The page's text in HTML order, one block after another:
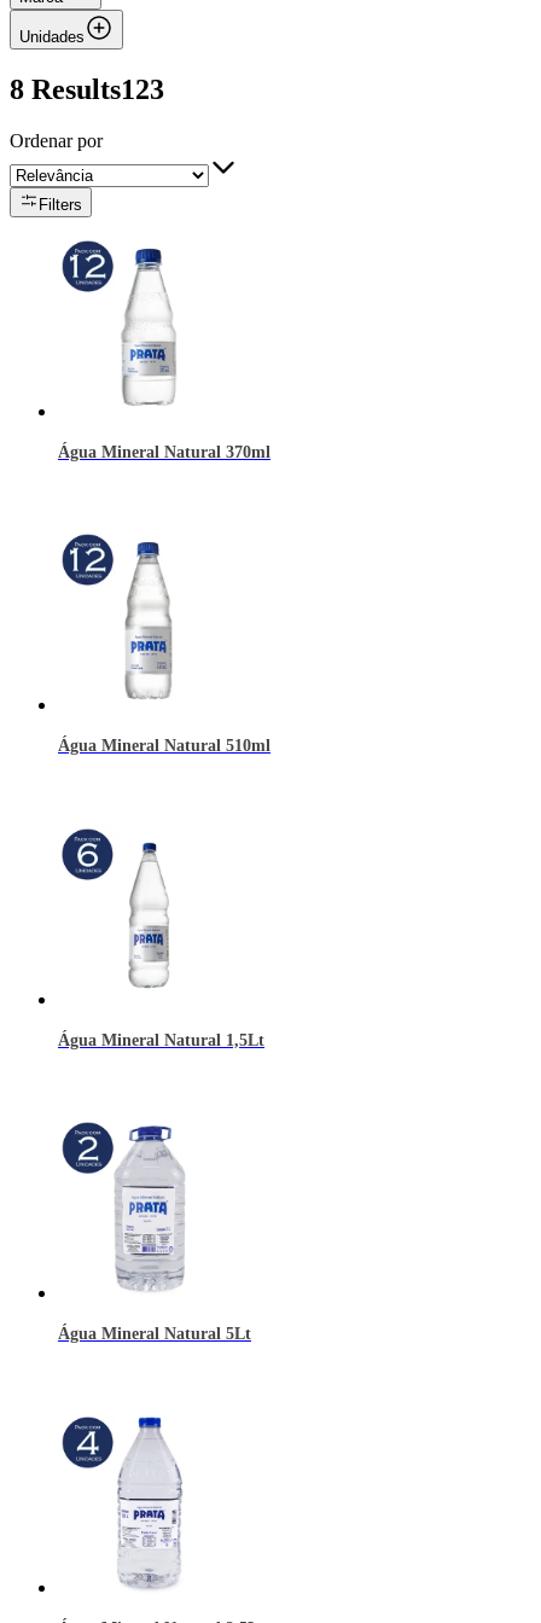
Unidades
8 Results123
Ordenar por
Filters
Água Mineral Natural 370ml
Água Mineral Natural 510ml
Água Mineral Natural 1,5Lt
Água Mineral Natural 5Lt